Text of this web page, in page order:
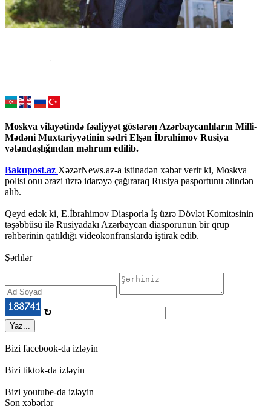
Moskva vilayətində fəaliyyət göstərən Azərbaycanlıların Milli-
Mədəni Muxtariyyətinin sədri Elşən İbrahimov Rusiya
vətəndaşlığından məhrum edilib.
Bakupost.az XəzərNews.az-a istinadən xəbər verir ki, Moskva
polisi onu ərazi üzrə idarəyə çağıraraq Rusiya pasportunu əlindən
alıb.
Qeyd edək ki, E.İbrahimov Diasporla İş üzrə Dövlət Komitəsinin
təşəbbüsü ilə Rusiyadakı Azərbaycan diasporunun bir qrup
rəhbərinin qatıldığı videokonfranslarda iştirak edib.
Şərhlər
↻
Yaz...
Bizi facebook-da izləyin
Bizi tiktok-da izləyin
Bizi youtube-da izləyin
Son xəbərlər